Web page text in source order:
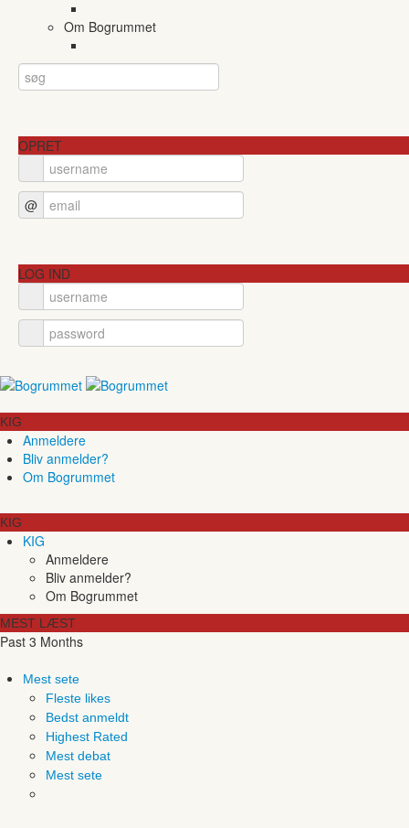
Om Bogrummet
OPRET
@
LOG IND
KIG
Anmeldere
Bliv anmelder?
Om Bogrummet
KIG
KIG
Anmeldere
Bliv anmelder?
Om Bogrummet
MEST LÆST
Past 3 Months
Mest sete
Fleste likes
Bedst anmeldt
Highest Rated
Mest debat
Mest sete